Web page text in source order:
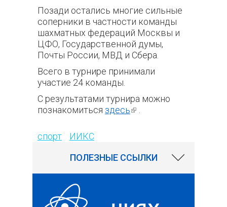
Позади остались многие сильные
соперники в частности команды
шахматных федераций Москвы и
ЦФО, Государственной думы,
Почты России, МВД и Сбера.
Всего в турнире принимали
участие 24 команды.
С результатами турнира можно
познакомиться здесь(внешняя
спорт
ИИКС
ПОЛЕЗНЫЕ ССЫЛКИ